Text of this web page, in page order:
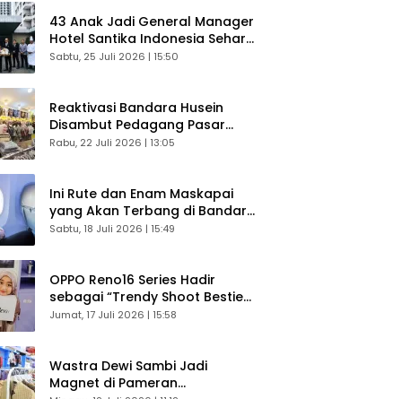
43 Anak Jadi General Manager
Hotel Santika Indonesia Sehari
Sukses Digelar
Sabtu, 25 Juli 2026 | 15:50
Reaktivasi Bandara Husein
Disambut Pedagang Pasar
Baru, Diyakini Bangkitkan
Rabu, 22 Juli 2026 | 13:05
Ini Rute dan Enam Maskapai
yang Akan Terbang di Bandara
Husein Sastranegara
Sabtu, 18 Juli 2026 | 15:49
OPPO Reno16 Series Hadir
sebagai “Trendy Shoot Bestie”,
Bikin Konten Kreator Makin
Jumat, 17 Juli 2026 | 15:58
Wastra Dewi Sambi Jadi
Magnet di Pameran